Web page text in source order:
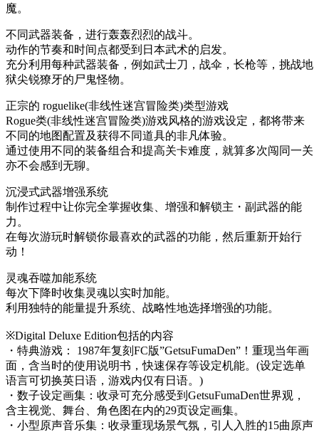
魔。
不同武器装备，进行轰轰烈烈的战斗。
动作的节奏和时间点都受到日本武术的启发。
充分利用每种武器装备，例如武士刀，战伞，长枪等，挑战地
狱尖锐獠牙的尸鬼怪物。
正宗的 roguelike(非线性迷宫冒险类)类型游戏
Rogue类(非线性迷宫冒险类)游戏风格的游戏设定，都将带来
不同的地图配置及获得不同道具的非凡体验。
通过使用不同的装备组合和提高关卡难度，就算多次闯同一关
亦不会感到无聊。
沉浸式武器增强系统
制作过程中让你完全掌握收集、增强和解锁主・副武器的能
力。
在每次游玩时解锁你最喜欢的武器的功能，然后重新开始行
动！
灵魂吞噬加能系统
每次下降时收集灵魂以实时加能。
利用独特的能量提升系统、战略性地选择增强的功能。
※Digital Deluxe Edition包括的内容
・特典游戏： 1987年复刻FC版”GetsuFumaDen”！重现当年画
面，含当时的使用说明书，快速保存等设定机能。(设定选单
语言可切换英日语，游戏内仅有日语。)
・数子设定画集：收录可充分感受到GetsuFumaDen世界观，
含主视觉、舞台、角色图在内的29页设定画集。
・小型原声音乐集：收录重现场景气氛，引人入胜的15曲原声